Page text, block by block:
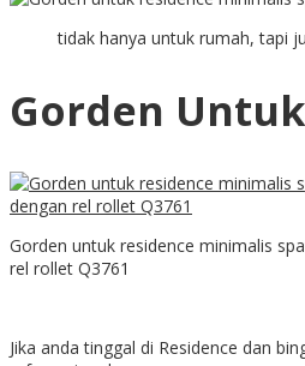
tidak hanya untuk rumah, tapi
Gorden
Gorden untuk residence minimalis
rel rollet Q3761
Jika anda tinggal di Residence dan